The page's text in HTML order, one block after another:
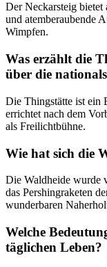
Der Neckarsteig
und atemberaubende
Wimpfen.
Was erzählt die
über die
Die Thingstätte ist ein
errichtet nach dem
als Freilichtbühne.
Wie hat sich die
Die Waldheide wurde
das Pershingraketen
wunderbaren
Welche
täglichen Leben?